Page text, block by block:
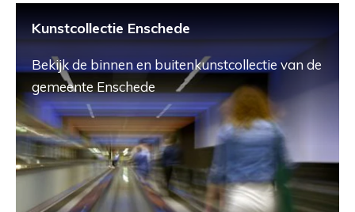
Kunstcollectie Enschede
Bekijk de binnen en buitenkunstcollectie van de
gemeente Enschede